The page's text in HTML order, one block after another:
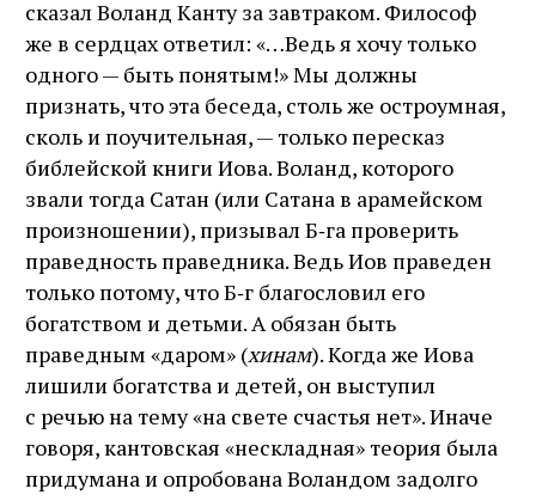
сказал Воланд Канту за завтраком. Философ
же в сердцах ответил: «…Ведь я хочу только
одного — быть понятым!» Мы должны
признать, что эта беседа, столь же остроумная,
сколь и поучительная, — только пересказ
библейской книги Иова. Воланд, которого
звали тогда Сатан (или Сатана в арамейском
произношении), призывал Б‑га проверить
праведность праведника. Ведь Иов праведен
только потому, что Б‑г благословил его
богатством и детьми. А обязан быть
праведным «даром» (хинам). Когда же Иова
лишили богатства и детей, он выступил
с речью на тему «на свете счастья нет». Иначе
говоря, кантовская «нескладная» теория была
придумана и опробована Воландом задолго